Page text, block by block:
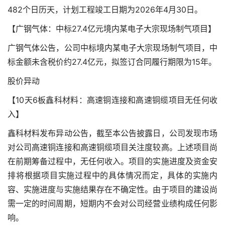
482个日历天，计划工程竣工日期为2026年4月30日。
【广钢气体：中标27.4亿元境内某电子大宗现场制气项目】
广钢气体公告，公司中标境内某电子大宗现场制气项目，中
标金额未含税价约27.4亿元，拟签订合同履行期限为15年。
股价异动
【10天6板鑫科材料：高速铜连接和高速铜缆项目无任何收
入】
鑫科材料发布异动公告，截至本公告披露日，公司发现市场
对公司高速铜连接和高速铜缆项目关注度较高。上述项目尚
在前期筹备过程中，无任何收入。项目的实施进度及资金安
排将根据项目实施过程中的具体情况而定，具体的实施内
容、实施进度与实施结果存在不确定性。由于项目的建设尚
需一定的时间周期，短期内不会对公司经营业绩构成任何影
响。